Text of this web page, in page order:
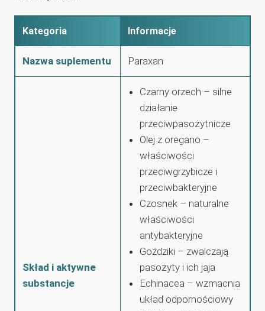
Kategoria Informacje
Nazwa suplementu Paraxan
Skład i aktywne
substancje
Czarny orzech – silne
działanie
przeciwpasożytnicze
Olej z oregano –
właściwości
przeciwgrzybicze i
przeciwbakteryjne
Czosnek – naturalne
właściwości
antybakteryjne
Goździki – zwalczają
pasożyty i ich jaja
Echinacea – wzmacnia
układ odpornościowy